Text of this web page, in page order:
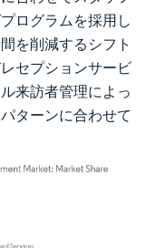
ログラムを採用し
を削減するシフト
セプションサービ
来訪者管理によっ
ターンに合わせて